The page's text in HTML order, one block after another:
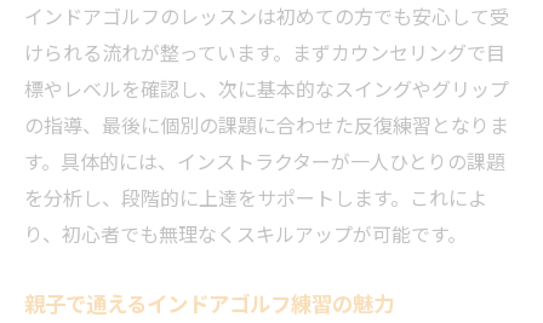
インドアゴルフのレッスンは初めての方でも安心して受
けられる流れが整っています。まずカウンセリングで目
標やレベルを確認し、次に基本的なスイングやグリップ
の指導、最後に個別の課題に合わせた反復練習となりま
す。具体的には、インストラクターが一人ひとりの課題
を分析し、段階的に上達をサポートします。これによ
り、初心者でも無理なくスキルアップが可能です。
親子で通えるインドアゴルフ練習の魅力